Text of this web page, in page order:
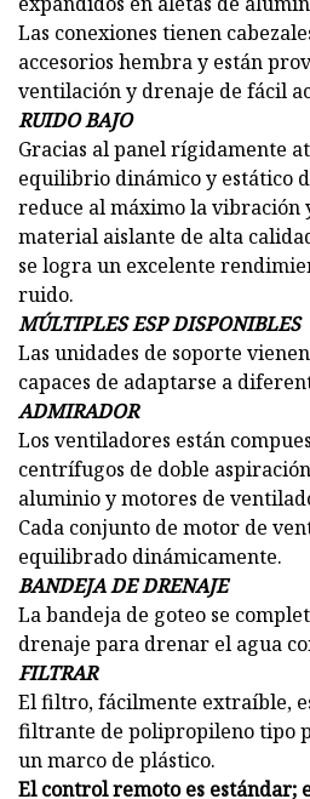
Las conexiones tienen
accesorios hembra y están
ventilación y drenaje de fácil
RUIDO BAJO
Gracias al panel rígidamente
equilibrio dinámico y estático
reduce al máximo la vibración
material aislante de alta
se logra un excelente
ruido.
MÚLTIPLES ESP DISPONIBLES
Las unidades de soporte
capaces de adaptarse a
ADMIRADOR
Los ventiladores están
centrífugos de doble
aluminio y motores de
Cada conjunto de motor de
equilibrado dinámicamente.
BANDEJA DE DRENAJE
La bandeja de goteo se
drenaje para drenar el agua
FILTRAR
El filtro, fácilmente extraíble,
filtrante de polipropileno tipo
un marco de plástico.
El control remoto es estándar;